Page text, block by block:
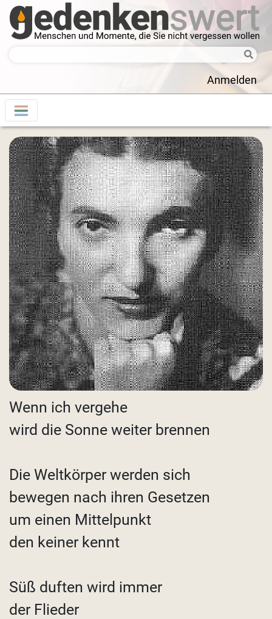
Anmelden
Wenn ich vergehe
wird die Sonne weiter brennen
Die Weltkörper werden sich
bewegen nach ihren Gesetzen
um einen Mittelpunkt
den keiner kennt
Süß duften wird immer
der Flieder